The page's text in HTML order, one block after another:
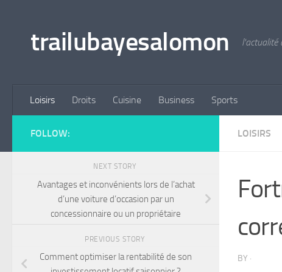
trailubayesalomon l'actualité
Loisirs Droits Cuisine Business Sports
LOISIRS
BY ·
FOLLOW:
NEXT STORY
Avantages et inconvénients lors de l’achat
d’une voiture d’occasion par un
concessionnaire ou un propriétaire
PREVIOUS STORY
Comment optimiser la rentabilité de son